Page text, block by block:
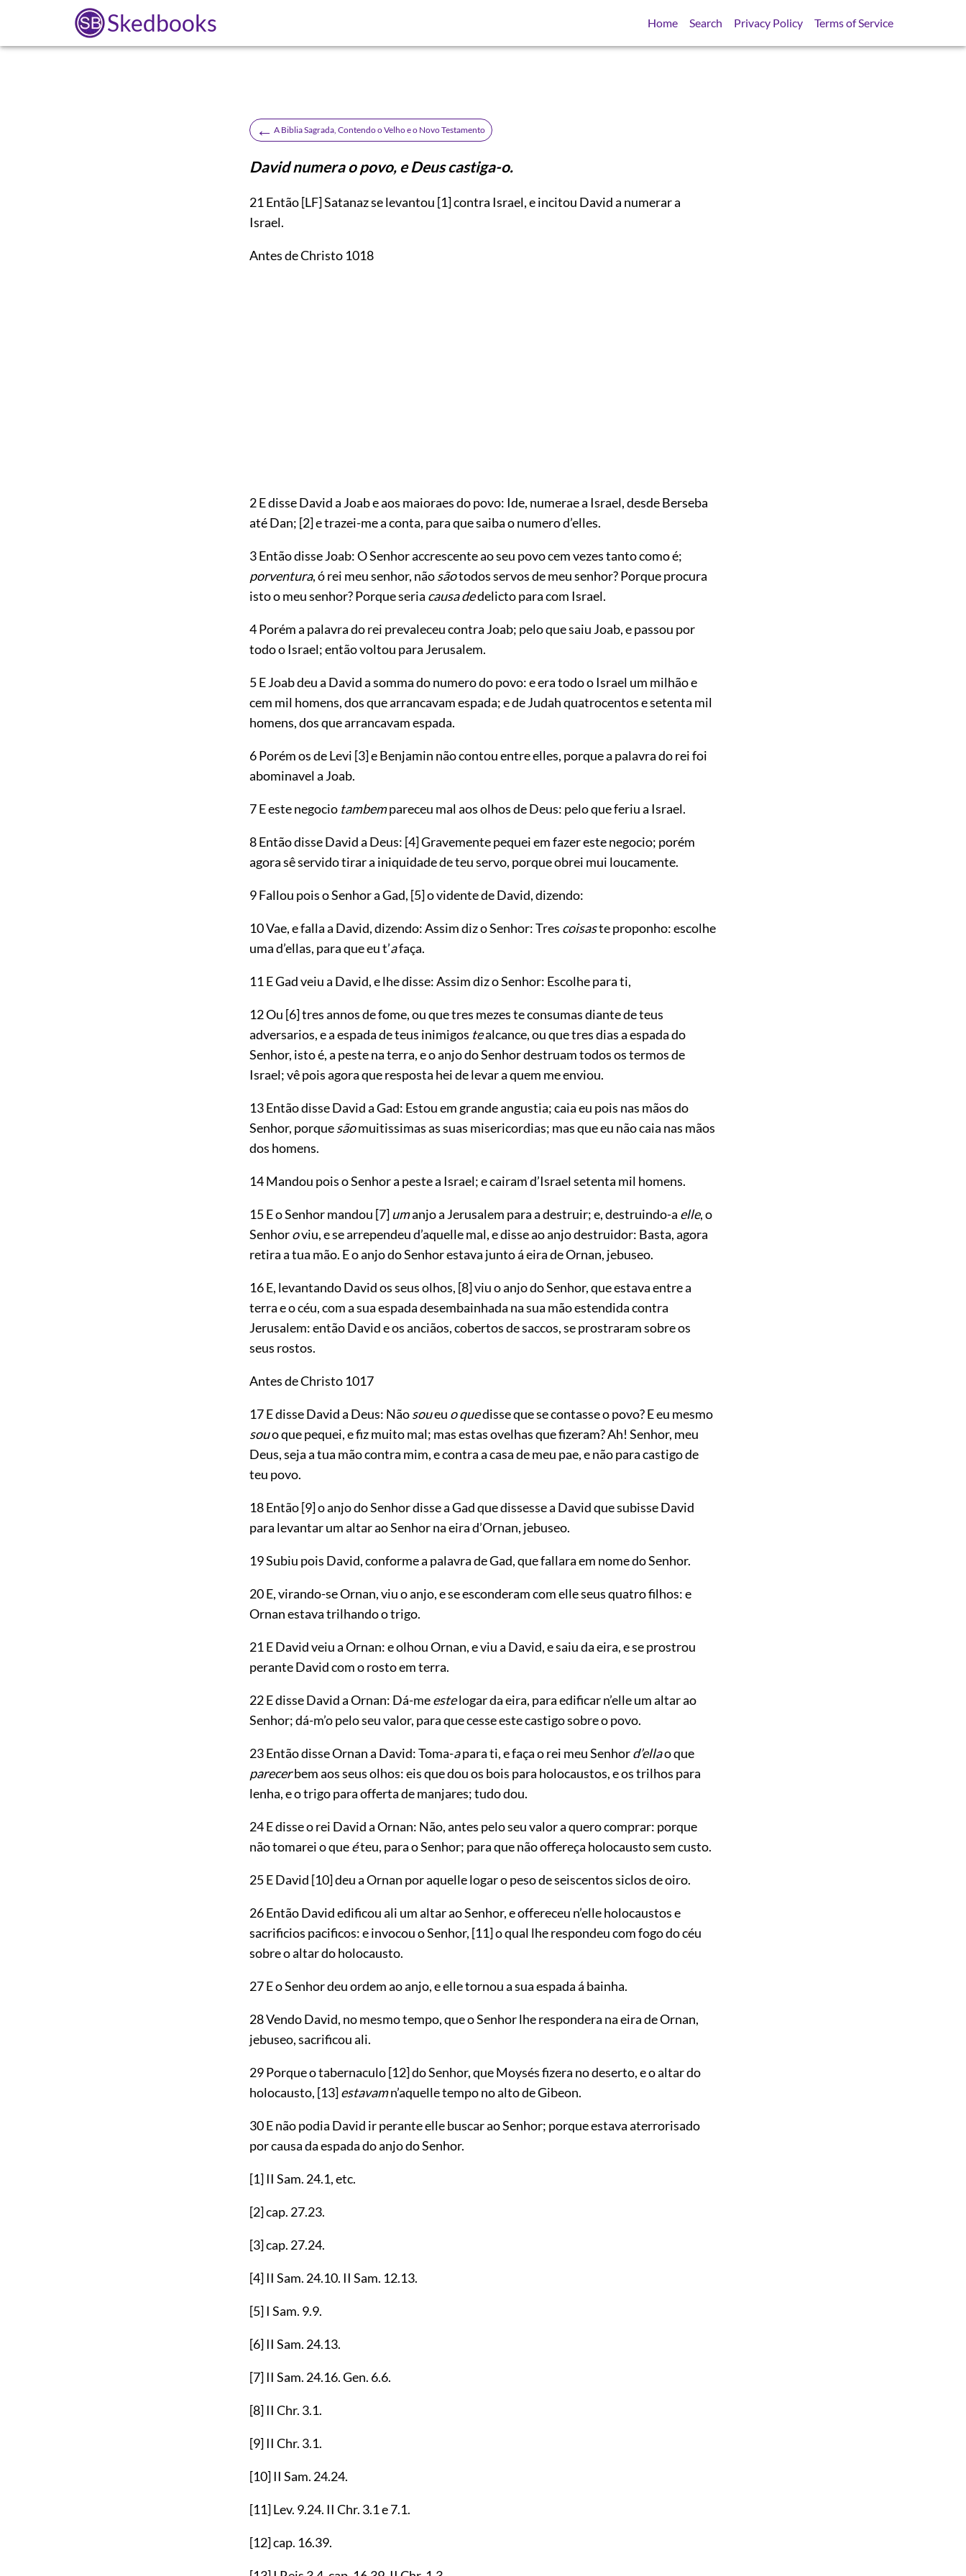
Skedbooks Home Search Privacy Policy Terms of Service
← A Biblia Sagrada, Contendo o Velho e o Novo Testamento
David numera o povo, e Deus castiga-o.
21Então[LF]Satanaz se levantou [1]contra Israel, e incitou David a numerar a
Israel.
Antes de Christo 1018
2 E disse David a Joab e aos maioraes do povo: Ide, numerae a Israel, desde Berseba
até Dan; [2]e trazei-me a conta, para que saiba o numero d’elles.
3 Então disse Joab: O Senhor accrescente ao seu povo cem vezes tanto como é;
porventura, ó rei meu senhor, nãosãotodos servos de meu senhor? Porque procura
isto o meu senhor? Porque seria causa dedelicto para com Israel.
4 Porém a palavra do rei prevaleceu contra Joab; pelo que saiu Joab, e passou por
todo o Israel; então voltou para Jerusalem.
5 E Joab deu a David a somma do numero do povo: e era todo o Israel um milhão e
cem mil homens, dos que arrancavam espada; e de Judah quatrocentos e setenta mil
homens, dos que arrancavam espada.
6 Porém os de Levi [3]e Benjamin não contou entre elles, porque a palavra do rei foi
abominavel a Joab.
7 E este negocio tambempareceu mal aos olhos de Deus: pelo que feriu a Israel.
8 Então disse David a Deus: [4]Gravemente pequei em fazer este negocio; porém
agora sê servido tirar a iniquidade de teu servo, porque obrei mui loucamente.
9 Fallou pois o Senhor a Gad, [5]o vidente de David, dizendo:
10 Vae, e falla a David, dizendo: Assim diz o Senhor: Tres coisaste proponho: escolhe
uma d’ellas, para que eu t’afaça.
11 E Gad veiu a David, e lhe disse: Assim diz o Senhor: Escolhe para ti,
12 Ou [6]tres annos de fome, ou que tres mezes te consumas diante de teus
adversarios, e a espada de teus inimigos tealcance, ou que tres dias a espada do
Senhor, isto é, a peste na terra, e o anjo do Senhor destruam todos os termos de
Israel; vê pois agora que resposta hei de levar a quem me enviou.
13 Então disse David a Gad: Estou em grande angustia; caia eu pois nas mãos do
Senhor, porquesãomuitissimas as suas misericordias; mas que eu não caia nas mãos
dos homens.
14 Mandou pois o Senhor a peste a Israel; e cairam d’Israel setenta mil homens.
15 E o Senhor mandou [7]umanjo a Jerusalem para a destruir; e, destruindo-a elle, o
Senhoroviu, e se arrependeu d’aquelle mal, e disse ao anjo destruidor: Basta, agora
retira a tua mão. E o anjo do Senhor estava junto á eira de Ornan, jebuseo.
16 E, levantando David os seus olhos, [8]viu o anjo do Senhor, que estava entre a
terra e o céu, com a sua espada desembainhada na sua mão estendidacontra
Jerusalem: então David e os anciãos, cobertos de saccos, se prostraram sobre os
seus rostos.
Antes de Christo 1017
17 E disse David a Deus: Nãosoueu o quedisse que se contasse o povo? E eu mesmo
souo que pequei, e fiz muito mal; mas estas ovelhas que fizeram? Ah! Senhor, meu
Deus, seja a tua mão contra mim, e contra a casa de meu pae, e não para castigo de
teu povo.
18 Então[9]o anjo do Senhor disse a Gad que dissesse a David que subisse David
para levantar um altar ao Senhor na eira d’Ornan, jebuseo.
19 Subiu pois David, conforme a palavra de Gad, que fallara em nome do Senhor.
20 E, virando-se Ornan, viu o anjo, e se esconderam com elle seus quatro filhos: e
Ornan estava trilhando o trigo.
21 E David veiu a Ornan: e olhou Ornan, e viu a David, e saiu da eira, e se prostrou
perante David com o rosto em terra.
22 E disse David a Ornan: Dá-meestelogar da eira, para edificar n’elle um altar ao
Senhor; dá-m’o pelo seu valor, para que cesse este castigo sobre o povo.
23 Então disse Ornan a David: Toma-apara ti, e faça o rei meu Senhord’ellao que
parecerbem aos seus olhos: eis que dou os bois para holocaustos, e os trilhos para
lenha, e o trigo para offerta de manjares; tudo dou.
24 E disse o rei David a Ornan: Não, antes pelo seu valor a quero comprar: porque
não tomarei o queéteu, para o Senhor; para que não offereça holocausto sem custo.
25 E David [10]deu a Ornan por aquelle logar o peso de seiscentos siclos de oiro.
26 Então David edificou ali um altar ao Senhor, e offereceu n’elle holocaustos e
sacrificios pacificos: e invocou o Senhor, [11]o qual lhe respondeu com fogo do céu
sobre o altar do holocausto.
27 E o Senhor deu ordem ao anjo, e elle tornou a sua espada á bainha.
28 Vendo David, no mesmo tempo, que o Senhor lhe respondera na eira de Ornan,
jebuseo, sacrificou ali.
29 Porque o tabernaculo[12]do Senhor, que Moysés fizera no deserto, e o altar do
holocausto, [13]estavamn’aquelle tempo no alto de Gibeon.
30 E não podia David ir perante elle buscar ao Senhor; porque estava aterrorisado
por causa da espada do anjo do Senhor.
[1]II Sam. 24.1, etc.
[2]cap. 27.23.
[3]cap. 27.24.
[4]II Sam. 24.10. II Sam. 12.13.
[5]I Sam. 9.9.
[6]II Sam. 24.13.
[7]II Sam. 24.16. Gen. 6.6.
[8]II Chr. 3.1.
[9]II Chr. 3.1.
[10]II Sam. 24.24.
[11]Lev. 9.24. II Chr. 3.1e7.1.
[12]cap. 16.39.